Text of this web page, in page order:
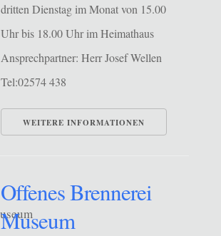
dritten Dienstag im Monat von 15.00
Uhr bis 18.00 Uhr im Heimathaus
Ansprechpartner: Herr Josef Wellen
Tel:02574 438
WEITERE INFORMATIONEN
Offenes Brennerei
Museum